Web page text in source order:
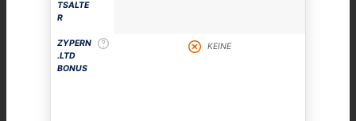
TSALTE
R
ZYPERN
.LTD
BONUS
KEINE